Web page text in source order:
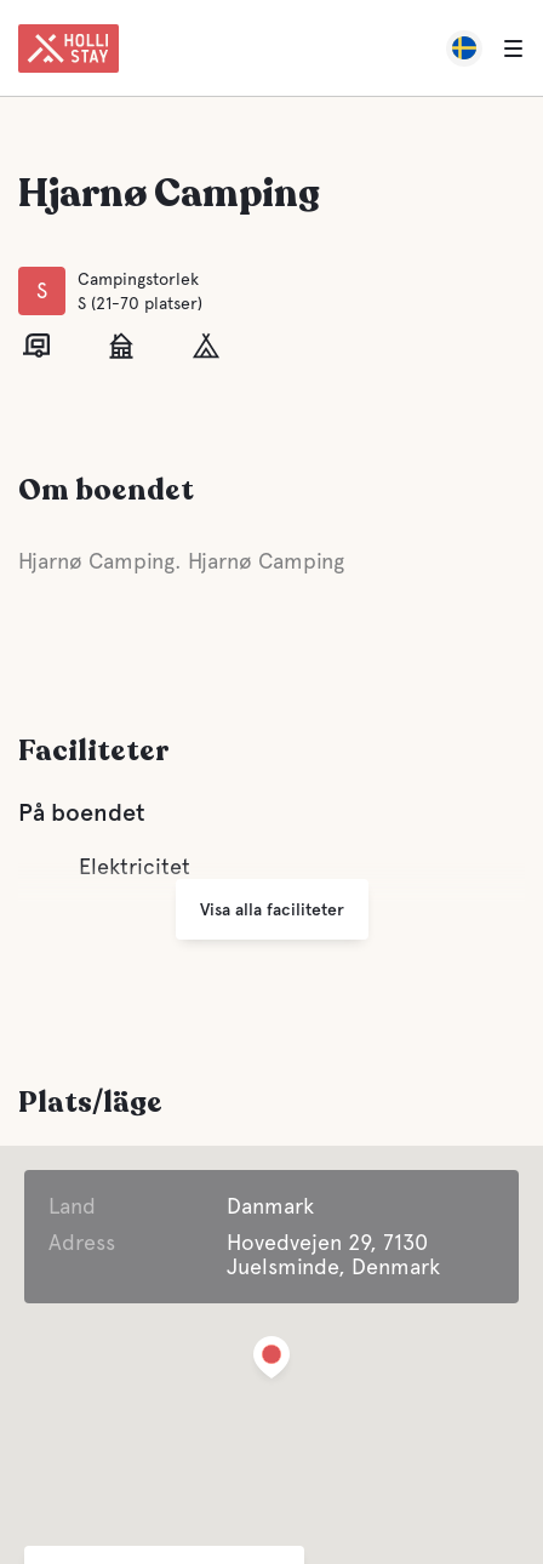
Hjarnø Camping
S
Campingstorlek
S (21-70 platser)
Om boendet
Hjarnø Camping. Hjarnø Camping
Faciliteter
På boendet
Elektricitet
Visa alla faciliteter
Plats/läge
Land
Danmark
Adress
Hovedvejen 29, 7130
Juelsminde, Denmark